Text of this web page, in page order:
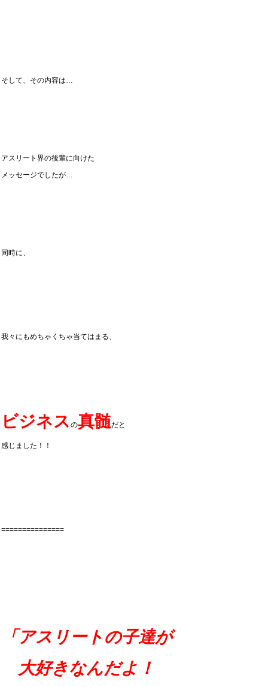
そして、その内容は…
アスリート界の後輩に向けた
メッセージでしたが…
同時に、
我々にもめちゃくちゃ当てはまる、
ビジネス の真髄だと
感じました！！
===============
「アスリートの子達が
大好きなんだよ！